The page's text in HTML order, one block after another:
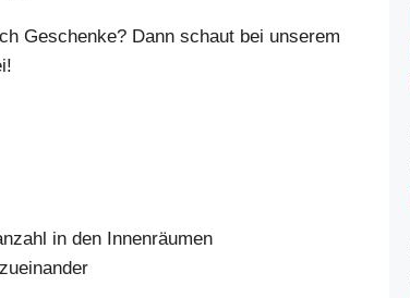
Geschenke? Dann schaut bei unserem
in den Innenräumen